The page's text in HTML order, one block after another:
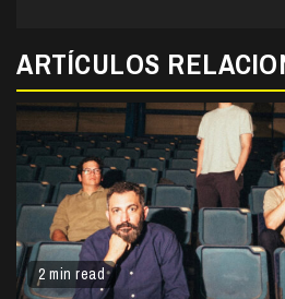
ARTÍCULOS
2 min read